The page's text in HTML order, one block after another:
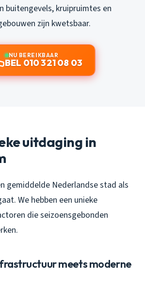
buitengevels, kruipruimtes en
zijn kwetsbaar.
NU BEREIKBAAR
BEL 010 321 08 03
uitdaging in
gemiddelde Nederlandse stad als
We hebben een unieke
die seizoensgebonden
meets moderne